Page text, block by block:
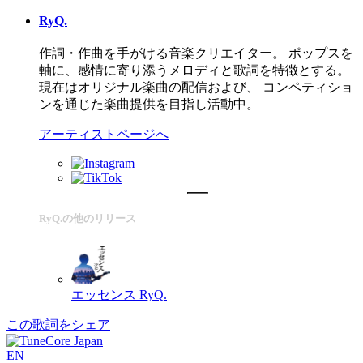
RyQ.
作詞・作曲を手がける音楽クリエイター。 ポップスを
軸に、感情に寄り添うメロディと歌詞を特徴とする。
現在はオリジナル楽曲の配信および、 コンペティショ
ンを通じた楽曲提供を目指し活動中。
アーティストページへ
RyQ.の他のリリース
エッセンス RyQ.
この歌詞をシェア
EN